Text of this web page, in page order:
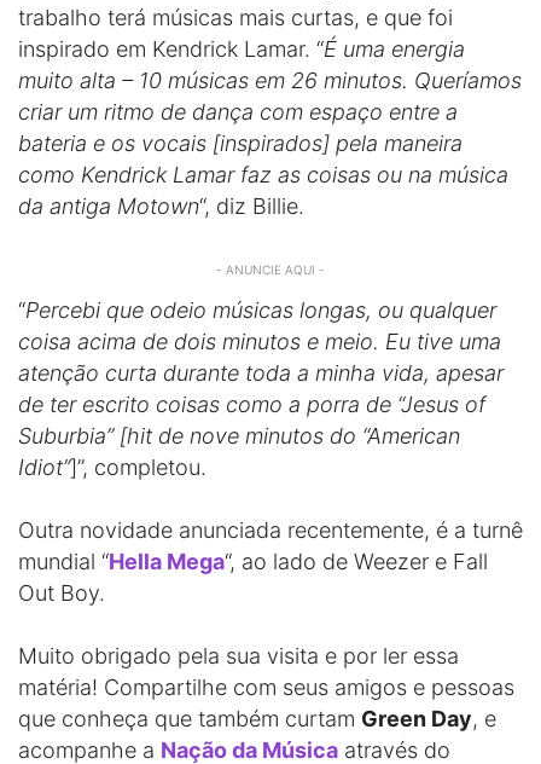
trabalho terá músicas mais curtas, e que foi
inspirado em Kendrick Lamar. “É uma energia
muito alta – 10 músicas em 26 minutos. Queríamos
criar um ritmo de dança com espaço entre a
bateria e os vocais [inspirados] pela maneira
como Kendrick Lamar faz as coisas ou na música
da antiga Motown“, diz Billie.
- ANUNCIE AQUI -
“Percebi que odeio músicas longas, ou qualquer
coisa acima de dois minutos e meio. Eu tive uma
atenção curta durante toda a minha vida, apesar
de ter escrito coisas como a porra de “Jesus of
Suburbia” [hit de nove minutos do “American
Idiot”]”, completou.
Outra novidade anunciada recentemente, é a turnê
mundial “Hella Mega“, ao lado de Weezer e Fall
Out Boy.
Muito obrigado pela sua visita e por ler essa
matéria! Compartilhe com seus amigos e pessoas
que conheça que também curtam Green Day, e
acompanhe a Nação da Música através do